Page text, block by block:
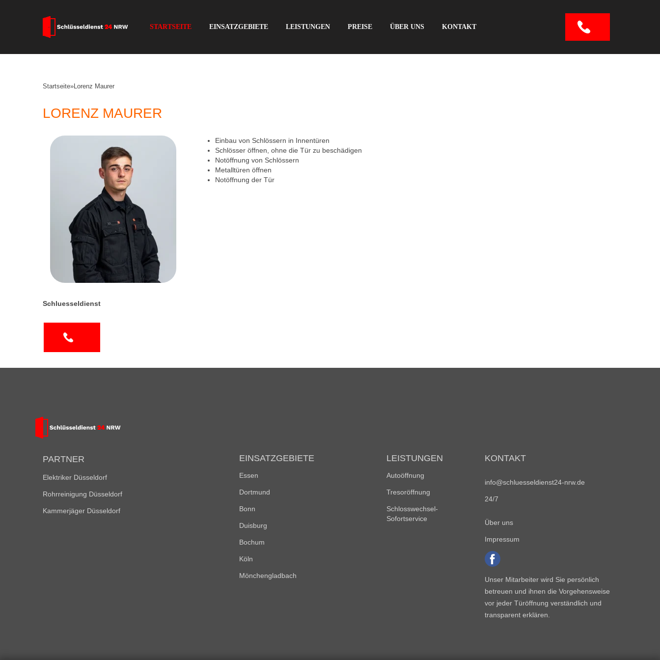
STARTSEITE EINSATZGEBIETE LEISTUNGEN PREISE ÜBER UNS KONTAKT
Startseite»Lorenz Maurer
LORENZ MAURER
Schluesseldienst
Einbau von Schlössern in Innentüren
Schlösser öffnen, ohne die Tür zu beschädigen
Notöffnung von Schlössern
Metalltüren öffnen
Notöffnung der Tür
PARTNER
Elektriker Düsseldorf
Rohrreinigung Düsseldorf
Kammerjäger Düsseldorf
EINSATZGEBIETE
Essen
Dortmund
Bonn
Duisburg
Bochum
Köln
Mönchengladbach
LEISTUNGEN
Autoöffnung
Tresoröffnung
Schlosswechsel-
Sofortservice
KONTAKT
info@schluesseldienst24-nrw.de
24/7
Über uns
Impressum
Unser Mitarbeiter wird Sie persönlich
betreuen und ihnen die Vorgehensweise
vor jeder Türöffnung verständlich und
transparent erklären.